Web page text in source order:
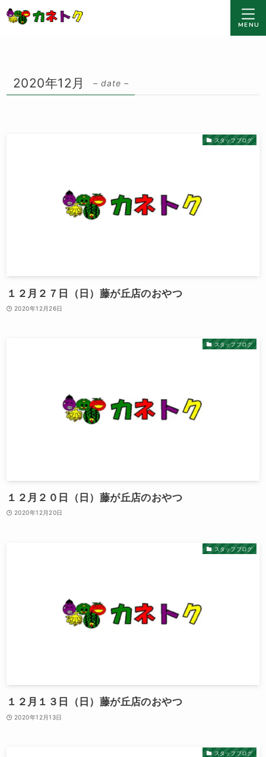
MENU
2020年12月 – date –
スタッフブログ
１２月２７日（日）藤が丘店のおやつ
2020年12月26日
スタッフブログ
１２月２０日（日）藤が丘店のおやつ
2020年12月20日
スタッフブログ
１２月１３日（日）藤が丘店のおやつ
2020年12月13日
スタッフブログ